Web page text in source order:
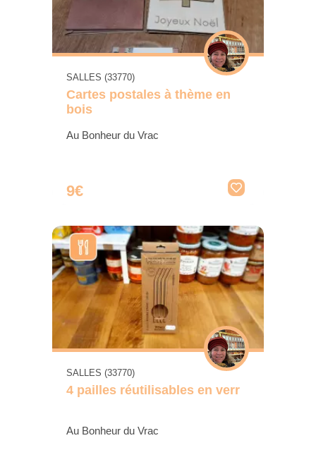
SALLES (33770)
Cartes postales à thème en
bois
Au Bonheur du Vrac
9€
SALLES (33770)
4 pailles réutilisables en verr
Au Bonheur du Vrac